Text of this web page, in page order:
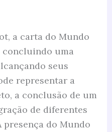
a carta do Mundo
concluindo uma
seus
representar a
a conclusão de um
de diferentes
presença do Mundo